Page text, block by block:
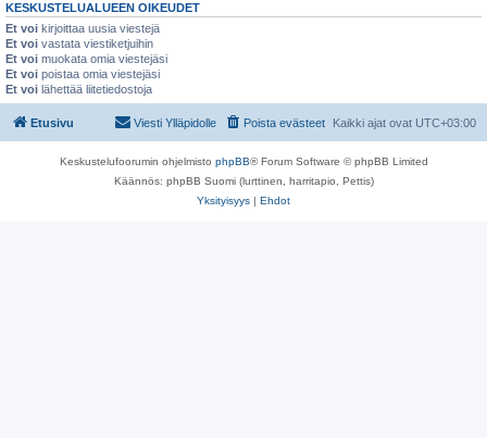
KESKUSTELUALUEEN OIKEUDET
Et voi kirjoittaa uusia viestejä
Et voi vastata viestiketjuihin
Et voi muokata omia viestejäsi
Et voi poistaa omia viestejäsi
Et voi lähettää liitetiedostoja
Etusivu Kaikki ajat ovat UTC+03:00
Poista evästeet
Viesti Ylläpidolle
Keskustelufoorumin ohjelmisto phpBB® Forum Software © phpBB Limited
Käännös: phpBB Suomi (lurttinen, harritapio, Pettis)
Yksityisyys | Ehdot